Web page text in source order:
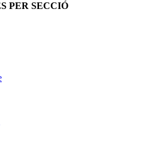
PER SECCIÓ